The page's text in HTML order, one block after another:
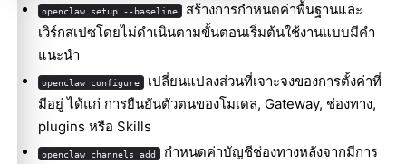
openclaw setup --baseline
สร้างการกำหนดค่าพื้นฐานและ
เวิร์กสเปซโดยไม่ดำเนินตามขั้นตอนเริ่มต้นใช้งานแบบมีคำ
แนะนำ
openclaw configure
เปลี่ยนแปลงส่วนที่เจาะจงของการตั้งค่าที่
มีอยู่ ได้แก่ การยืนยันตัวตนของโมเดล, Gateway, ช่องทาง,
plugins หรือ Skills
openclaw channels add
กำหนดค่าบัญชีช่องทางหลังจากมีการ